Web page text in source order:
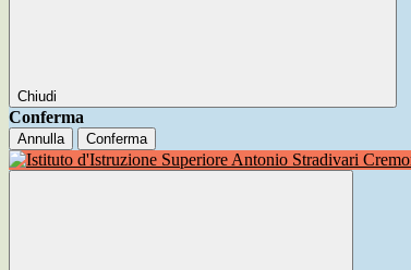
Chiudi
Conferma
Annulla Conferma